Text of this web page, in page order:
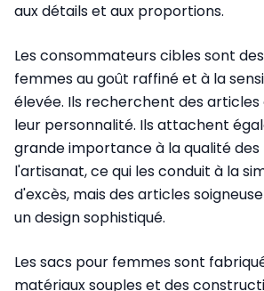
aux détails et aux proportions.
Les consommateurs cibles sont
femmes au goût raffiné et à la
élevée. Ils recherchent des articles
leur personnalité. Ils attachent
grande importance à la qualité
l'artisanat, ce qui les conduit à la
d'excès, mais des articles
un design sophistiqué.
Les sacs pour femmes sont
matériaux souples et des